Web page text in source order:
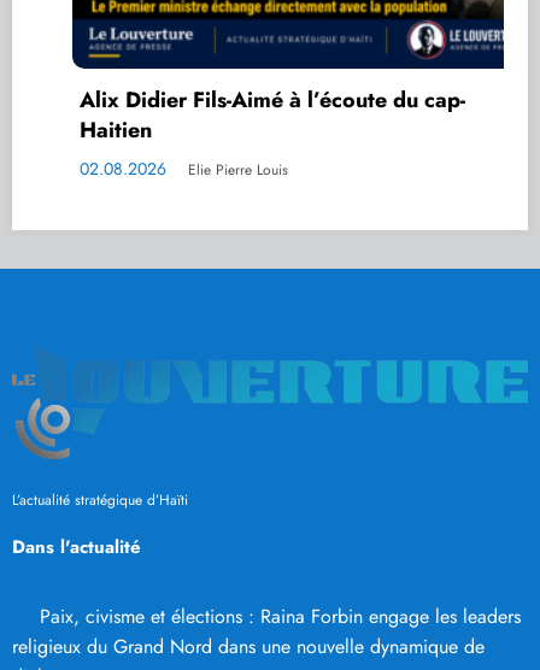
Alix Didier Fils-Aimé à l’écoute du cap-
Haitien
02.08.2026 Elie Pierre Louis
L’actualité stratégique d’Haïti
Dans l'actualité
Paix, civisme et élections : Raina Forbin engage les leaders
religieux du Grand Nord dans une nouvelle dynamique de